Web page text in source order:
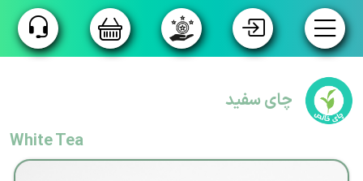
فروشگاه
گروه بندی
چای سفید
White Tea